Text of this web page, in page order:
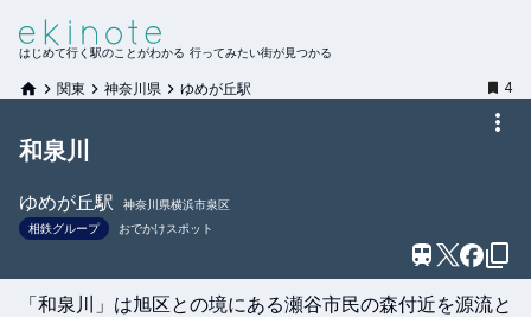
はじめて行く駅のことがわかる 行ってみたい街が見つかる
関東 神奈川県 ゆめが丘駅 4
和泉川
ゆめが丘駅
神奈川県横浜市泉区
相鉄グループ
おでかけスポット
「和泉川」は旭区との境にある瀬谷市民の森付近を源流と